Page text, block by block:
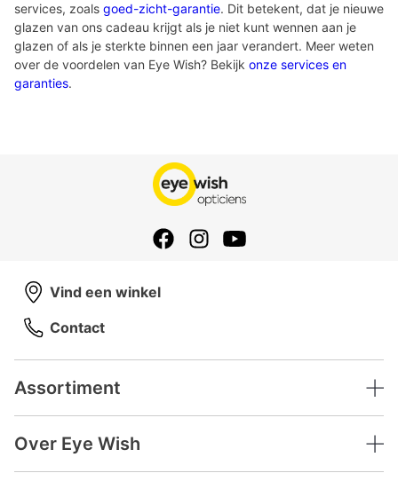
services, zoals goed-zicht-garantie. Dit betekent, dat je nieuwe
glazen van ons cadeau krijgt als je niet kunt wennen aan je
glazen of als je sterkte binnen een jaar verandert. Meer weten
over de voordelen van Eye Wish? Bekijk onze services en
garanties.
Assortiment
Over Eye Wish
Vind een winkel
Contact